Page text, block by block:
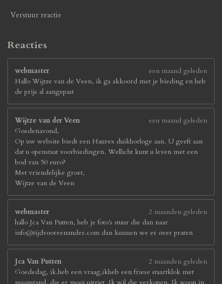
Verstuur reactie
Reacties
webmaster
een maand geleden
Hallo Wijtze van de Veen, ik ga akkoord met je bieding en heb
de prijs al aangepast
Wijtze van der Veen
een maand geleden
Goedenavond,
Op uw website biedt een Haurex duikhorloge aan. U geeft aan
dat u openstaat voorbiedingen. Wellicht kunt u leven met een
bod van 50 euro?
Met vriendelijke groet,
Wijtze van de Veen
webmaster
2 maanden geleden
hallo Jca Van Putten, heb je foto's stuur die dan naar
info@tijdvooreenander.com dan kunnen we er over praten
Jca Van Putten
2 maanden geleden
Goededag, ik.heb een vraag,ikheb een friese staartklok met